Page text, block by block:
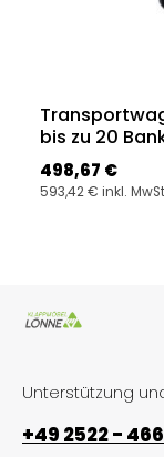
bis zu 20
Regulärer Preis:
498,67 €
593,42 € inkl.
Unterstützung
+49 2522 -